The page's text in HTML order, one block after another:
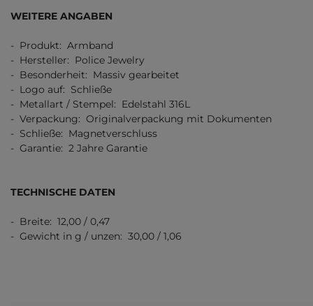
WEITERE ANGABEN
- Produkt: Armband
- Hersteller: Police Jewelry
- Besonderheit: Massiv gearbeitet
- Logo auf: Schließe
- Metallart / Stempel: Edelstahl 316L
- Verpackung: Originalverpackung mit Dokumenten
- Schließe: Magnetverschluss
- Garantie: 2 Jahre Garantie
TECHNISCHE DATEN
- Breite: 12,00 / 0,47
- Gewicht in g / unzen: 30,00 / 1,06